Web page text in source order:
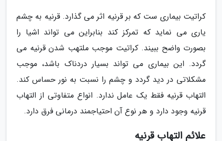
کراتیت بیماری ست که بر قرنیه اثر می گذارد. قرنیه به چشم
یاری می نماید که تمرکز کند بنابراین می تواند اشیا را
بصورت واضح ببیند. کراتیت موجب ملتهب شدن قرنیه می
گردد. این بیماری می تواند بسیار دردناک باشد، موجب
مشکلاتی در دید گردد و چشم را نسبت به نور حساس کند.
التهاب قرنیه فقط یک عامل ندارد. انواع متفاوتی از التهاب
قرنیه وجود دارد و هر نوع آن احتیاجمند درمانی فرق دارد.
علائم التهاب قرنیه